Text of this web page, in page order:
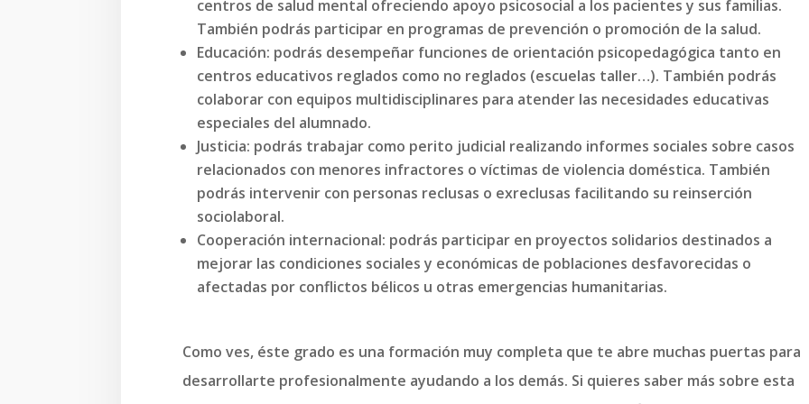
centros de salud mental ofreciendo apoyo psicosocial a los pacientes y sus familias.
También podrás participar en programas de prevención o promoción de la salud.
Educación: podrás desempeñar funciones de orientación psicopedagógica tanto en
centros educativos reglados como no reglados (escuelas taller…). También podrás
colaborar con equipos multidisciplinares para atender las necesidades educativas
especiales del alumnado.
Justicia: podrás trabajar como perito judicial realizando informes sociales sobre casos
relacionados con menores infractores o víctimas de violencia doméstica. También
podrás intervenir con personas reclusas o exreclusas facilitando su reinserción
sociolaboral.
Cooperación internacional: podrás participar en proyectos solidarios destinados a
mejorar las condiciones sociales y económicas de poblaciones desfavorecidas o
afectadas por conflictos bélicos u otras emergencias humanitarias.
Como ves, éste grado es una formación muy completa que te abre muchas puertas para
desarrollarte profesionalmente ayudando a los demás. Si quieres saber más sobre esta